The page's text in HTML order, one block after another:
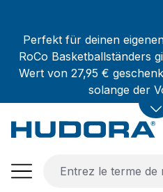
Perfekt für deinen
RoCo Basketballständers
Wert von 27,95 €
solange der